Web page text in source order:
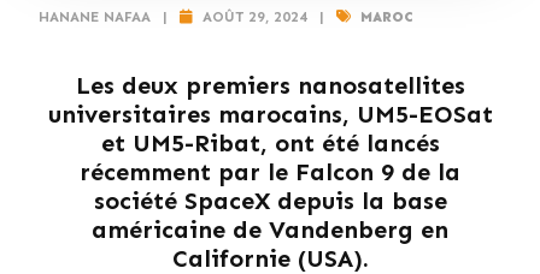
HANANE NAFAA | AOÛT 29, 2024 | MAROC
Les deux premiers nanosatellites
universitaires marocains, UM5-EOSat
et UM5-Ribat, ont été lancés
récemment par le Falcon 9 de la
société SpaceX depuis la base
américaine de Vandenberg en
Californie (USA).